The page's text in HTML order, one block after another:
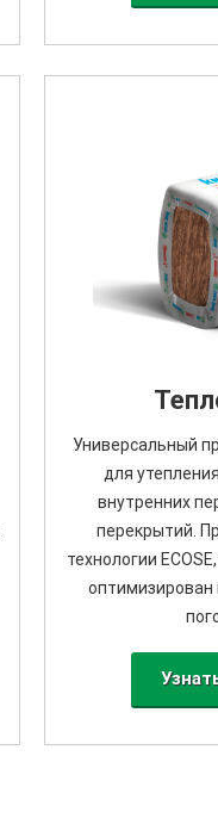
Универсальный
для
внутренних
перекрытий.
технологии